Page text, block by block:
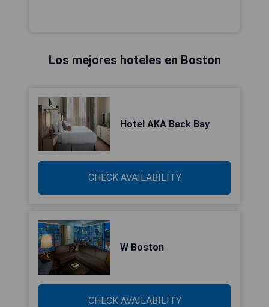
Los mejores hoteles en Boston
Hotel AKA Back Bay
CHECK AVAILABILITY
W Boston
CHECK AVAILABILITY